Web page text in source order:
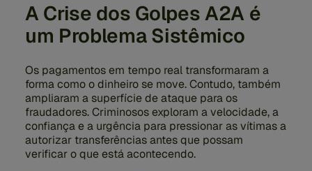
A Crise dos Golpes A2A é
um Problema Sistêmico
Os pagamentos em tempo real transformaram a
forma como o dinheiro se move. Contudo, também
ampliaram a superfície de ataque para os
fraudadores. Criminosos exploram a velocidade, a
confiança e a urgência para pressionar as vítimas a
autorizar transferências antes que possam
verificar o que está acontecendo.